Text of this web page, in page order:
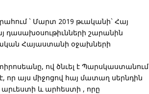
` Մարտ 2019 թւականի` Հայ
դասախօսութիւնների շարանին
Հայաստանի օջախների
ով ծնւել է Պարսկաստանում
որ այս միջոցով հայ մատաղ սերնդին
և արհեստի , որը